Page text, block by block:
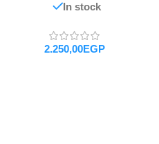
In stock
EGP